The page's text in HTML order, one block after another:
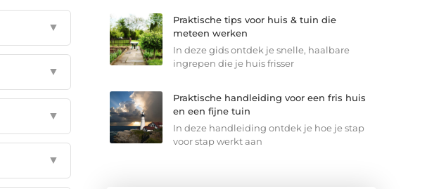
▼
▼
▼
▼
Praktische tips voor huis & tuin die
meteen werken
In deze gids ontdek je snelle, haalbare
ingrepen die je huis frisser
Praktische handleiding voor een fris huis
en een fijne tuin
In deze handleiding ontdek je hoe je stap
voor stap werkt aan